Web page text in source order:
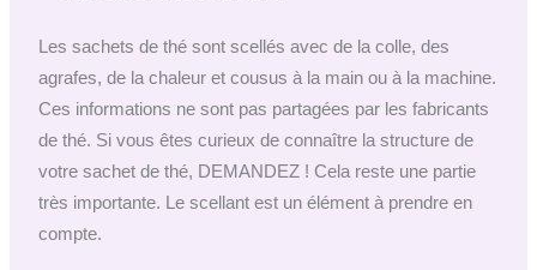
Les sachets de thé sont scellés avec de la colle, des
agrafes, de la chaleur et cousus à la main ou à la machine.
Ces informations ne sont pas partagées par les fabricants
de thé. Si vous êtes curieux de connaître la structure de
votre sachet de thé, DEMANDEZ ! Cela reste une partie
très importante. Le scellant est un élément à prendre en
compte.